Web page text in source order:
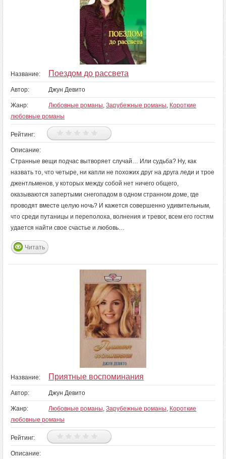
Название: Поездом до рассвета
Автор: Джун Девито
Жанр: Любовные романы, Зарубежные романы, Короткие
любовные романы
Рейтинг:
Описание:
Странные вещи подчас вытворяет случай… Или судьба? Ну, как
назвать то, что четыре, ни капли не похожих друг на друга леди и трое
джентльменов, у которых между собой нет ничего общего,
оказываются запертыми снегопадом в одном странном доме, где
проводят вместе целую ночь? И кажется совершенно удивительным,
что среди путаницы и переполоха, волнения и тревог, всем его гостям
удается найти свое счастье и любовь…
Читать
Название: Приятные воспоминания
Автор: Джун Девито
Жанр: Любовные романы, Зарубежные романы, Короткие
любовные романы
Рейтинг:
Описание: